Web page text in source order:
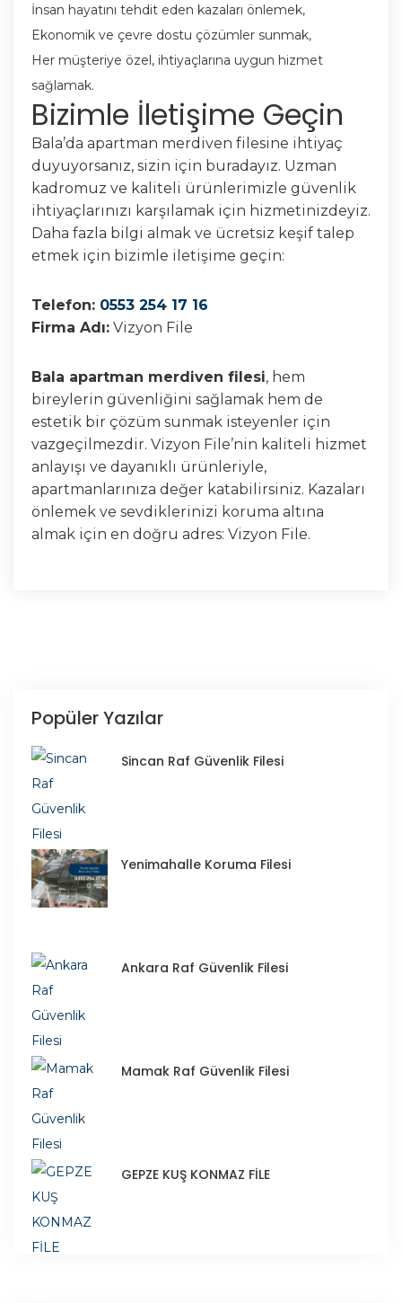
İnsan hayatını tehdit eden kazaları önlemek,
Ekonomik ve çevre dostu çözümler sunmak,
Her müşteriye özel, ihtiyaçlarına uygun hizmet
sağlamak.
Bizimle İletişime Geçin
Bala’da apartman merdiven filesine ihtiyaç
duyuyorsanız, sizin için buradayız. Uzman
kadromuz ve kaliteli ürünlerimizle güvenlik
ihtiyaçlarınızı karşılamak için hizmetinizdeyiz.
Daha fazla bilgi almak ve ücretsiz keşif talep
etmek için bizimle iletişime geçin:
Telefon: 0553 254 17 16
Firma Adı: Vizyon File
Bala apartman merdiven filesi, hem
bireylerin güvenliğini sağlamak hem de
estetik bir çözüm sunmak isteyenler için
vazgeçilmezdir. Vizyon File’nin kaliteli hizmet
anlayışı ve dayanıklı ürünleriyle,
apartmanlarınıza değer katabilirsiniz. Kazaları
önlemek ve sevdiklerinizi koruma altına
almak için en doğru adres: Vizyon File.
Popüler Yazılar
Sincan Raf Güvenlik Filesi
Yenimahalle Koruma Filesi
Ankara Raf Güvenlik Filesi
Mamak Raf Güvenlik Filesi
GEPZE KUŞ KONMAZ FİLE